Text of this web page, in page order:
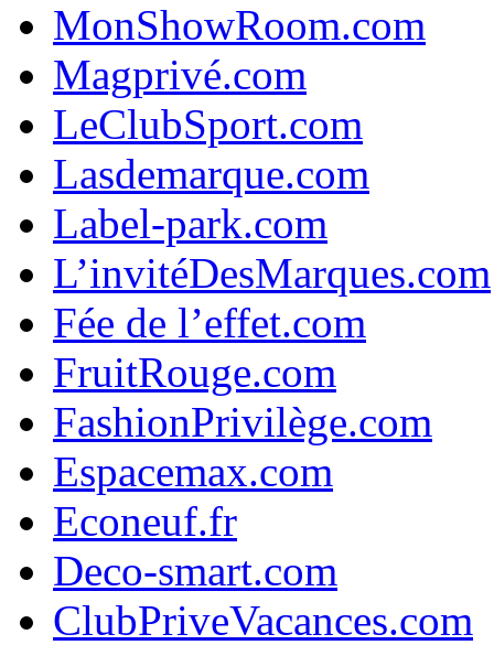
MonShowRoom.com
Magprivé.com
LeClubSport.com
Lasdemarque.com
Label-park.com
L’invitéDesMarques.com
Fée de l’effet.com
FruitRouge.com
FashionPrivilège.com
Espacemax.com
Econeuf.fr
Deco-smart.com
ClubPriveVacances.com